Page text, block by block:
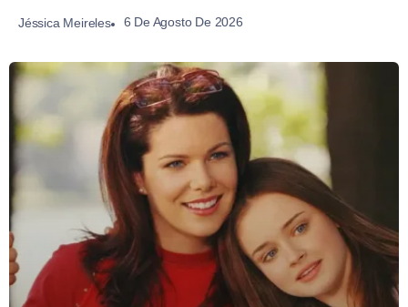
Jéssica Meireles 6 De Agosto De 2026